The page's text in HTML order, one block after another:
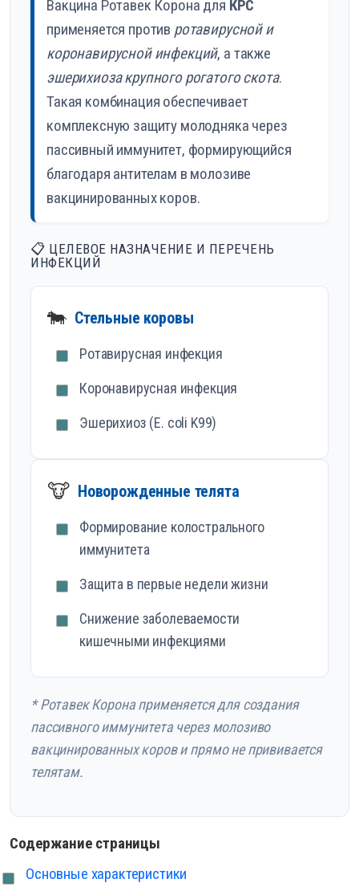
Вакцина Ротавек Корона для КРС
применяется против ротавирусной и
коронавирусной инфекций, а также
эшерихиоза крупного рогатого скота.
Такая комбинация обеспечивает
комплексную защиту молодняка через
пассивный иммунитет, формирующийся
благодаря антителам в молозиве
вакцинированных коров.
📋 ЦЕЛЕВОЕ НАЗНАЧЕНИЕ И ПЕРЕЧЕНЬ
ИНФЕКЦИЙ
🐄 Стельные коровы
Ротавирусная инфекция
Коронавирусная инфекция
Эшерихиоз (E. coli K99)
🐮 Новорожденные телята
Формирование колострального
иммунитета
Защита в первые недели жизни
Снижение заболеваемости
кишечными инфекциями
* Ротавек Корона применяется для создания
пассивного иммунитета через молозиво
вакцинированных коров и прямо не прививается
телятам.
Содержание страницы
Основные характеристики